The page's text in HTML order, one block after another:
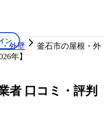
ン
・外壁
釜石市の屋根・外
年】
者 口コミ・評判